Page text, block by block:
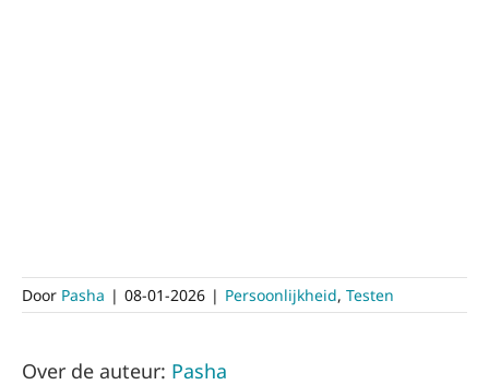
Door Pasha | 08-01-2026 | Persoonlijkheid, Testen
Over de auteur: Pasha